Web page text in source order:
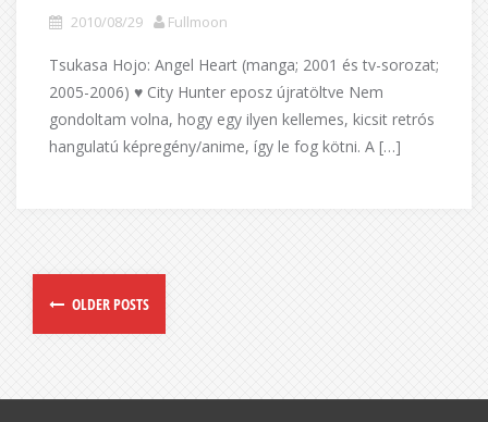
2010/08/29 Fullmoon
Tsukasa Hojo: Angel Heart (manga; 2001 és tv-sorozat;
2005-2006) ♥ City Hunter eposz újratöltve Nem
gondoltam volna, hogy egy ilyen kellemes, kicsit retrós
hangulatú képregény/anime, így le fog kötni. A […]
OLDER POSTS